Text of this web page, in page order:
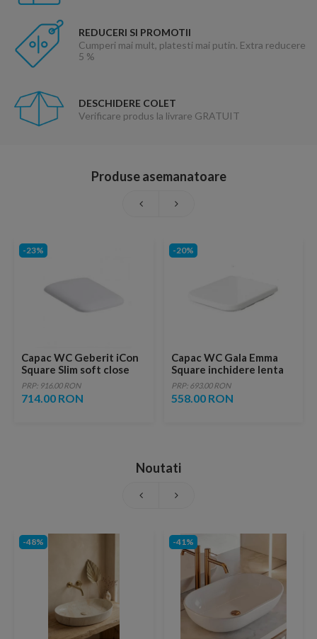
REDUCERI SI PROMOTII
Cumperi mai mult, platesti mai putin. Extra reducere
5 %
DESCHIDERE COLET
Verificare produs la livrare GRATUIT
Produse asemanatoare
-23%
Capac WC Geberit iCon
Square Slim soft close
PRP: 916.00 RON
714.00 RON
-20%
Capac WC Gala Emma
Square inchidere lenta
PRP: 693.00 RON
558.00 RON
Noutati
-48% -41%